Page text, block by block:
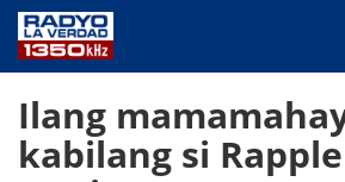
PUBLIC SERVICE
ANNOUNCEMENTS
Ilang
kabilang si